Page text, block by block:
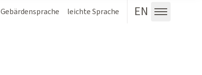
Gebärdensprache leichte Sprache EN
Menü